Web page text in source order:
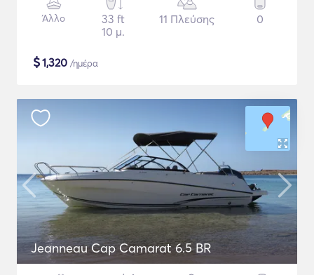
Άλλο
33 ft
10 μ.
11 Πλεύσης 0
$1,320 /ημέρα
Jeanneau Cap Camarat 6.5 BR